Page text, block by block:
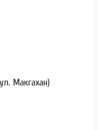
Макгахан)